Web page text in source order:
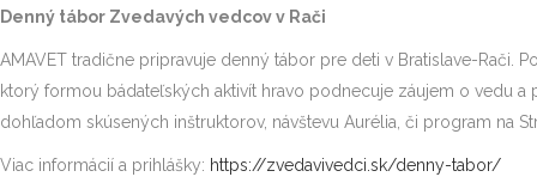
Denný tábor Zvedavých vedcov v Rači
AMAVET tradične pripravuje denný tábor pre deti v Bratislave-Rači.
ktorý formou bádateľských aktivít hravo podnecuje záujem o vedu
dohľadom skúsených inštruktorov, návštevu Aurélia, či program na
Viac informácií a prihlášky: https://zvedavivedci.sk/denny-tabor/